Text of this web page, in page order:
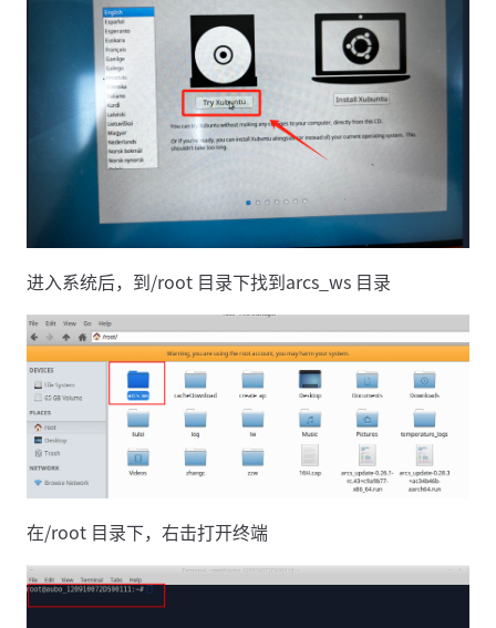
进入系统后，到/root 目录下找到arcs_ws 目录
在/root 目录下，右击打开终端